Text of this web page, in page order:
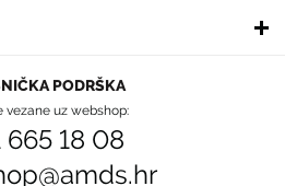
PODRŠKA
vezane uz webshop:
665 18 08